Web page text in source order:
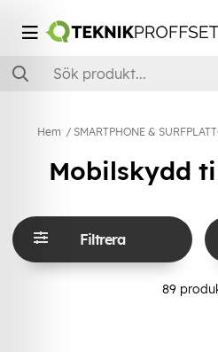
Hem SMARTPHONE &
Mobilskydd
Filtrera
89